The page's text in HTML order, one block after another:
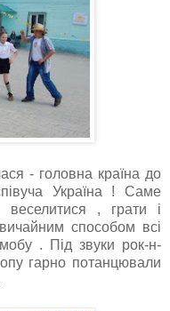
- головна країна до
Україна ! Саме
веселитися , грати і
способом всі
. Під звуки рок-н-
гарно потанцювали